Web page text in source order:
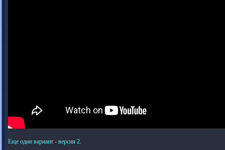
Еще один вариант - версия 2.